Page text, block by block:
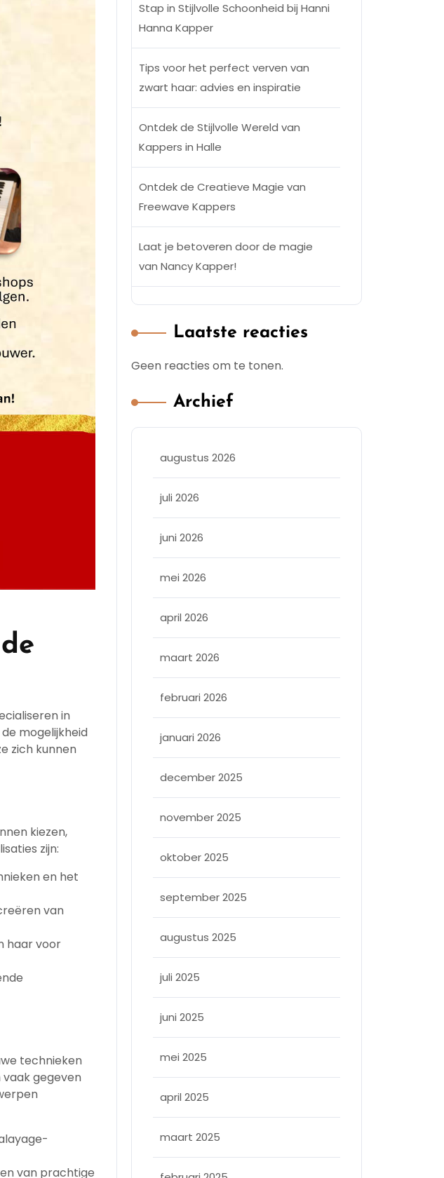
in
mogelijkheid
zich kunnen
kiezen,
zijn:
en het
van
haar voor
technieken
gegeven
van prachtige
Stap in Stijlvolle Schoonheid bij Hanni
Hanna Kapper
Tips voor het perfect verven van
zwart haar: advies en inspiratie
Ontdek de Stijlvolle Wereld van
Kappers in Halle
Ontdek de Creatieve Magie van
Freewave Kappers
Laat je betoveren door de magie
van Nancy Kapper!
Laatste reacties
Geen reacties om te tonen.
Archief
augustus 2026
juli 2026
juni 2026
mei 2026
april 2026
maart 2026
februari 2026
januari 2026
december 2025
november 2025
oktober 2025
september 2025
augustus 2025
juli 2025
juni 2025
mei 2025
april 2025
maart 2025